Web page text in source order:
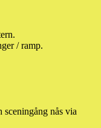
/ ramp.
nås via